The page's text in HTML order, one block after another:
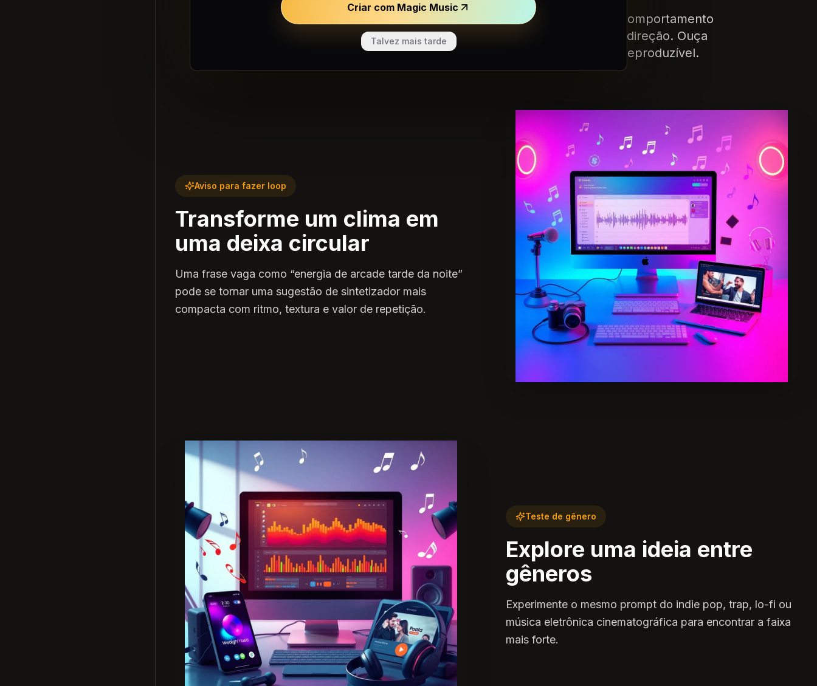
Esses exemplos se concentram em esboços prompt-to-song, comportamento
de loop, ganchos compactos e localização rápida e criativa de direção. Ouça
como Riffusion AI transforma uma pequena ideia em música reproduzível.
Aviso para fazer loop
Transforme um clima em
uma deixa circular
Uma frase vaga como “energia de arcade tarde da noite”
pode se tornar uma sugestão de sintetizador mais
compacta com ritmo, textura e valor de repetição.
Teste de gênero
Explore uma ideia entre
gêneros
Experimente o mesmo prompt do indie pop, trap, lo-fi ou
música eletrônica cinematográfica para encontrar a faixa
mais forte.
Criar com Magic Music
Talvez mais tarde